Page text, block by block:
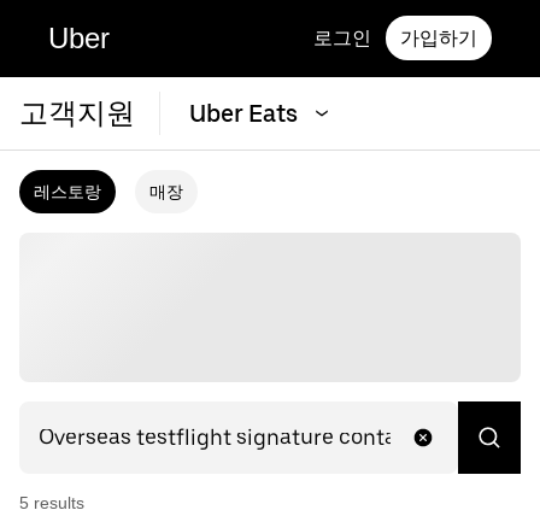
Uber 로그인 가입하기
고객지원 Uber Eats
레스토랑 매장
5 results